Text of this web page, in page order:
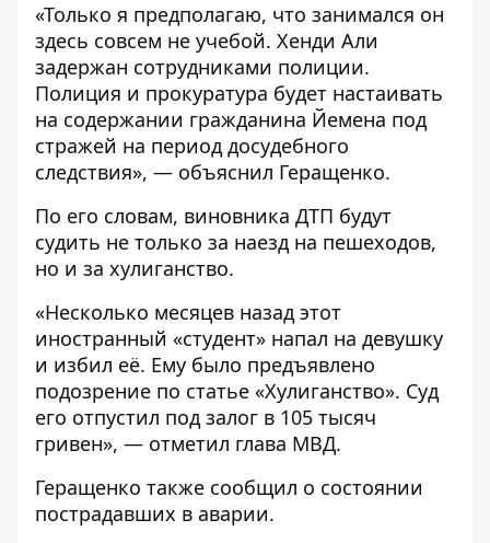
«Только я предполагаю, что занимался он
здесь совсем не учебой. Хенди Али
задержан сотрудниками полиции.
Полиция и прокуратура будет настаивать
на содержании гражданина Йемена под
стражей на период досудебного
следствия», — объяснил Геращенко.
По его словам, виновника ДТП будут
судить не только за наезд на пешеходов,
но и за хулиганство.
«Несколько месяцев назад этот
иностранный «студент» напал на девушку
и избил её. Ему было предъявлено
подозрение по статье «Хулиганство». Суд
его отпустил под залог в 105 тысяч
гривен», — отметил глава МВД.
Геращенко также сообщил о состоянии
пострадавших в аварии.